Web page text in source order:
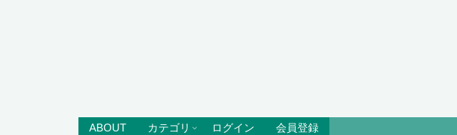
ABOUT カテゴリ ログイン 会員登録